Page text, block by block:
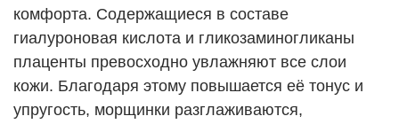
комфорта. Содержащиеся в составе
гиалуроновая кислота и гликозаминогликаны
плаценты превосходно увлажняют все слои
кожи. Благодаря этому повышается её тонус и
упругость, морщинки разглаживаются,